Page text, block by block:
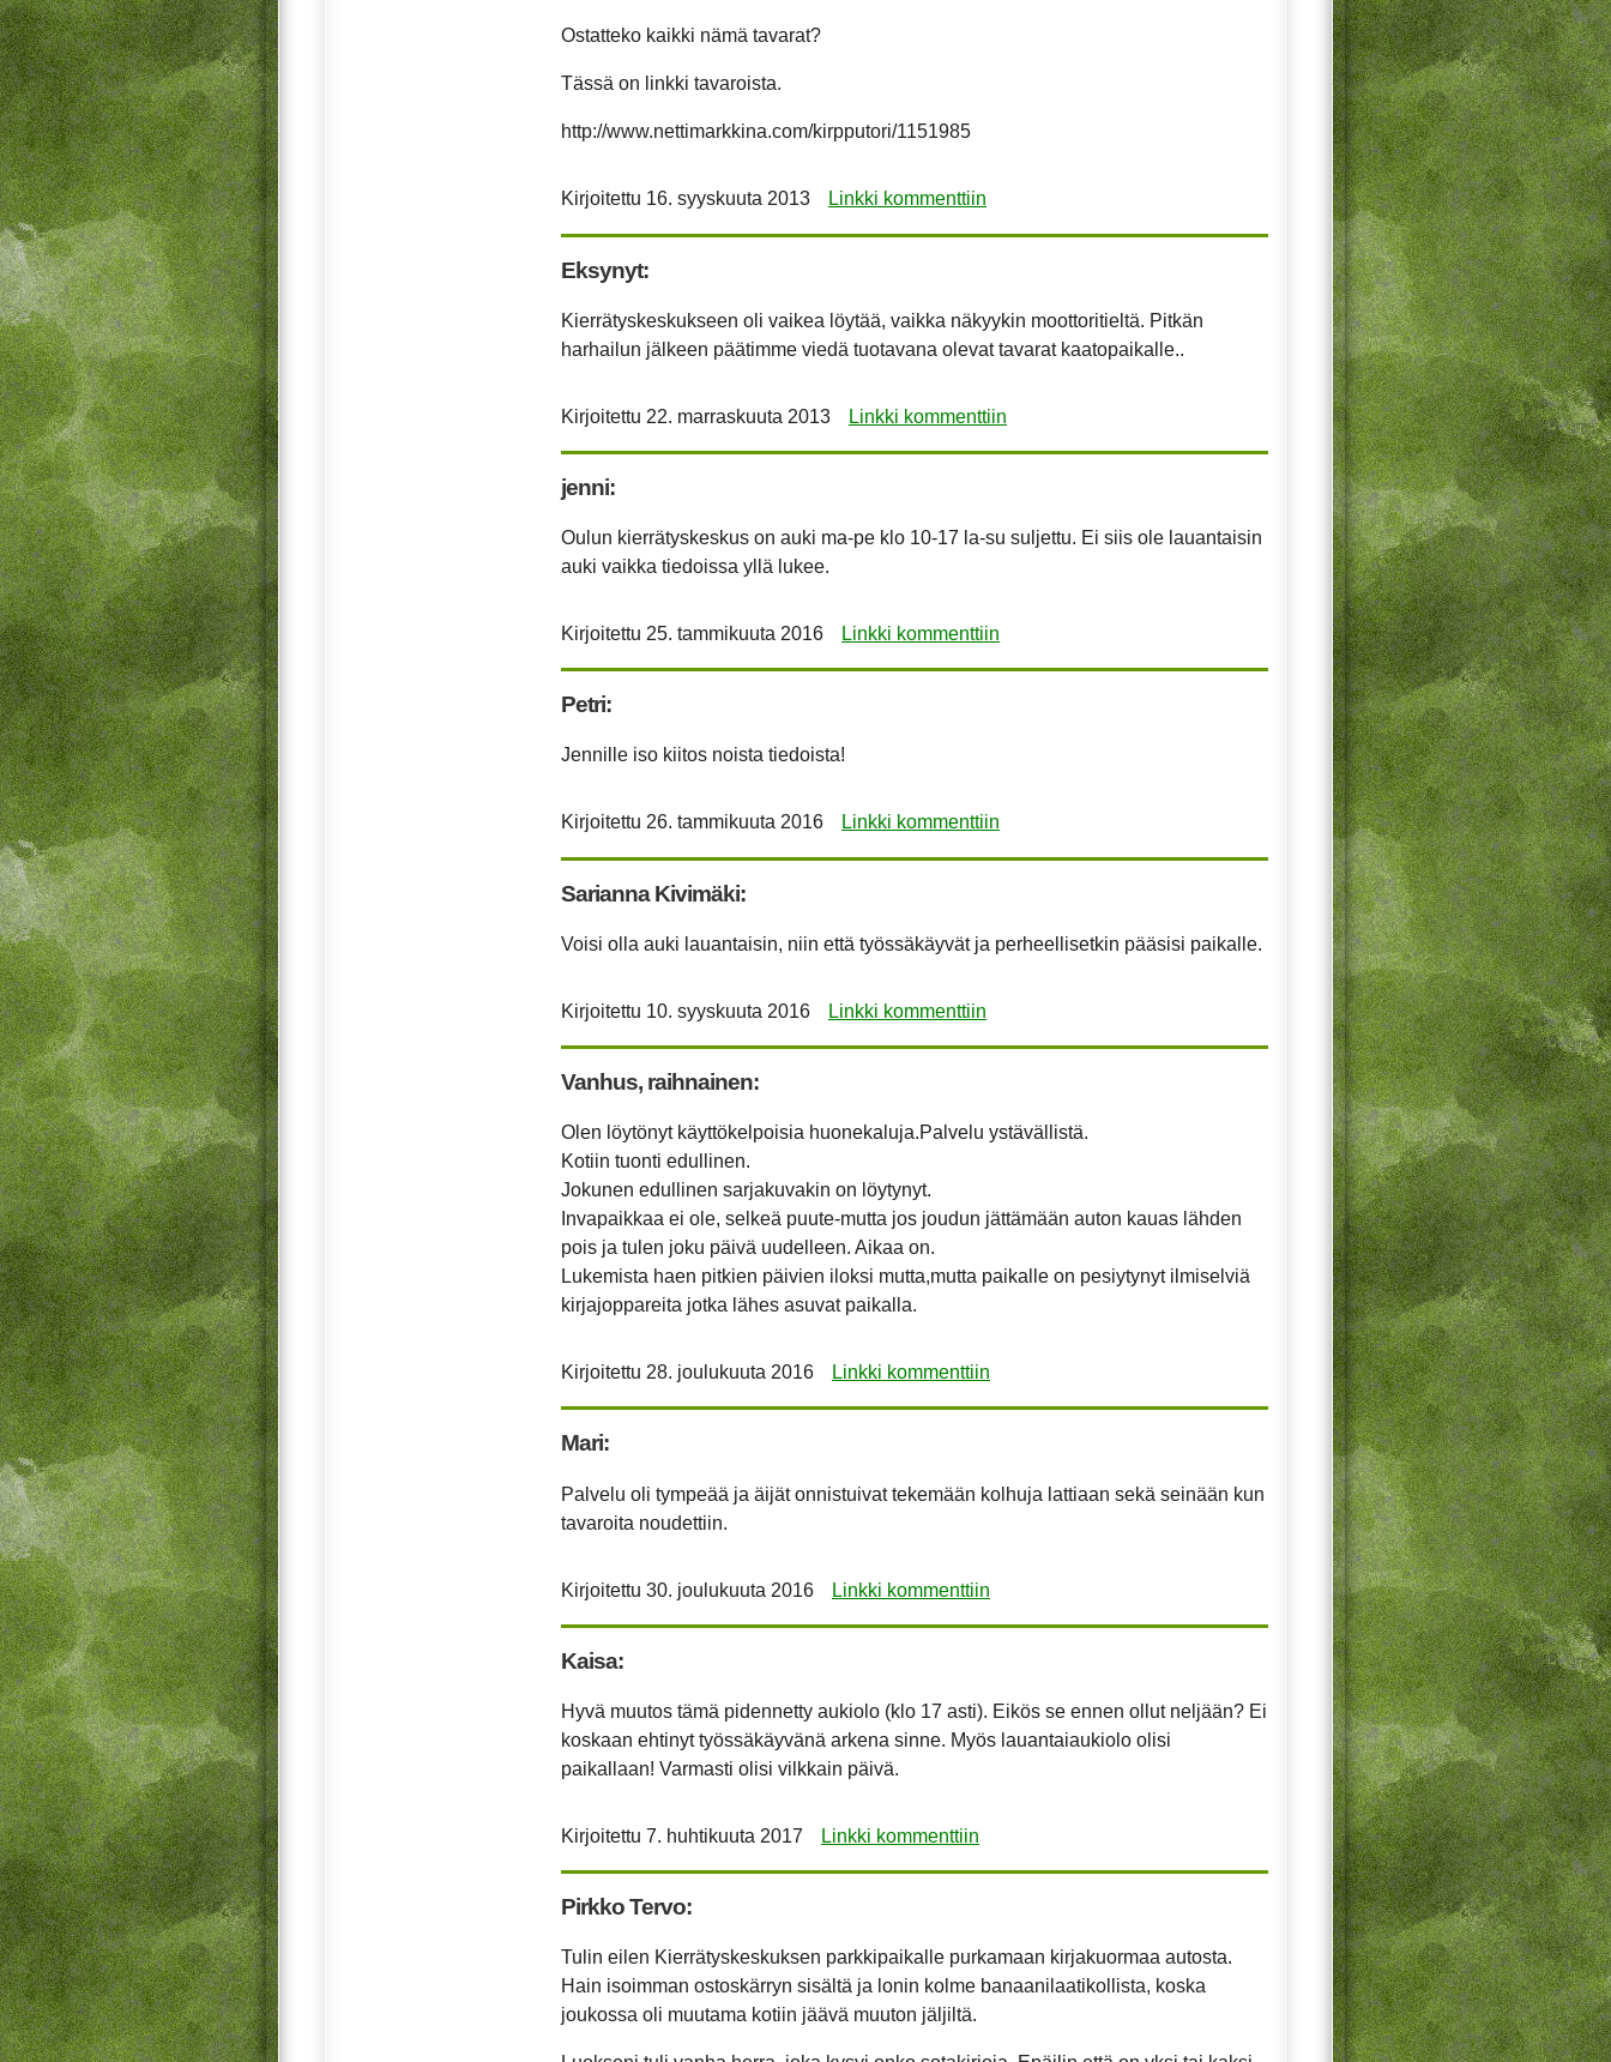
Ostatteko kaikki nämä tavarat?
Tässä on linkki tavaroista.
http://www.nettimarkkina.com/kirpputori/1151985
Kirjoitettu 16. syyskuuta 2013 Linkki kommenttiin
Eksynyt:
Kierrätyskeskukseen oli vaikea löytää, vaikka näkyykin moottoritieltä. Pitkän
harhailun jälkeen päätimme viedä tuotavana olevat tavarat kaatopaikalle..
Kirjoitettu 22. marraskuuta 2013 Linkki kommenttiin
jenni:
Oulun kierrätyskeskus on auki ma-pe klo 10-17 la-su suljettu. Ei siis ole lauantaisin
auki vaikka tiedoissa yllä lukee.
Kirjoitettu 25. tammikuuta 2016 Linkki kommenttiin
Petri:
Jennille iso kiitos noista tiedoista!
Kirjoitettu 26. tammikuuta 2016 Linkki kommenttiin
Sarianna Kivimäki:
Voisi olla auki lauantaisin, niin että työssäkäyvät ja perheellisetkin pääsisi paikalle.
Kirjoitettu 10. syyskuuta 2016 Linkki kommenttiin
Vanhus, raihnainen:
Olen löytönyt käyttökelpoisia huonekaluja.Palvelu ystävällistä.
Kotiin tuonti edullinen.
Jokunen edullinen sarjakuvakin on löytynyt.
Invapaikkaa ei ole, selkeä puute-mutta jos joudun jättämään auton kauas lähden
pois ja tulen joku päivä uudelleen. Aikaa on.
Lukemista haen pitkien päivien iloksi mutta,mutta paikalle on pesiytynyt ilmiselviä
kirjajoppareita jotka lähes asuvat paikalla.
Kirjoitettu 28. joulukuuta 2016 Linkki kommenttiin
Mari:
Palvelu oli tympeää ja äijät onnistuivat tekemään kolhuja lattiaan sekä seinään kun
tavaroita noudettiin.
Kirjoitettu 30. joulukuuta 2016 Linkki kommenttiin
Kaisa:
Hyvä muutos tämä pidennetty aukiolo (klo 17 asti). Eikös se ennen ollut neljään? Ei
koskaan ehtinyt työssäkäyvänä arkena sinne. Myös lauantaiaukiolo olisi
paikallaan! Varmasti olisi vilkkain päivä.
Kirjoitettu 7. huhtikuuta 2017 Linkki kommenttiin
Pirkko Tervo:
Tulin eilen Kierrätyskeskuksen parkkipaikalle purkamaan kirjakuormaa autosta.
Hain isoimman ostoskärryn sisältä ja lonin kolme banaanilaatikollista, koska
joukossa oli muutama kotiin jäävä muuton jäljiltä.